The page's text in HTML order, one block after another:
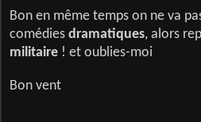
Bon en même temps on ne va
comédies dramatiques, alors
militaire ! et oublies-moi
Bon vent